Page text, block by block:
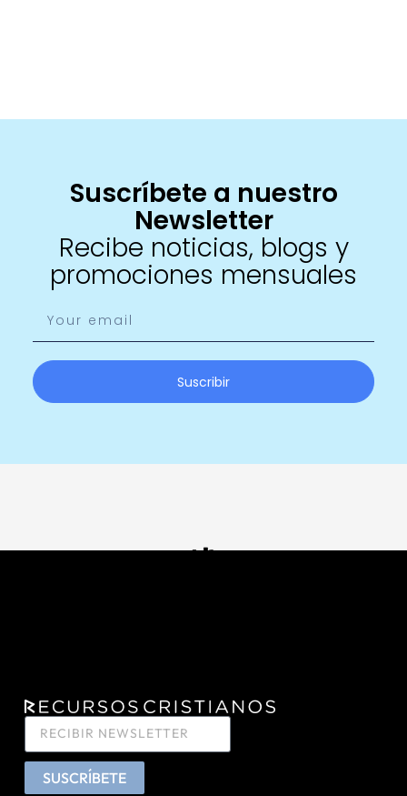
Suscríbete a nuestro
Newsletter
Recibe noticias, blogs y
promociones mensuales
Suscribir
SUSCRÍBETE